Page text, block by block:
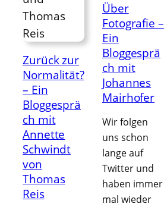
Zurück zur
Normalität?
– Ein
Bloggesprä
ch mit
Annette
Schwindt
von
Thomas
Reis
Über
Fotografie –
Ein
Bloggesprä
ch mit
Johannes
Mairhofer
Wir folgen
uns schon
lange auf
Twitter und
haben immer
mal wieder